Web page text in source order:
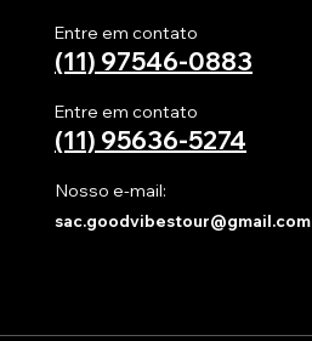
do site a data e
viagem.
confirmar sua viagem.
Entre em contato
(11) 97546-0883
Entre em contato
(11) 95636-5274
Nosso e-mail:
sac.goodvibestour@gmail.com